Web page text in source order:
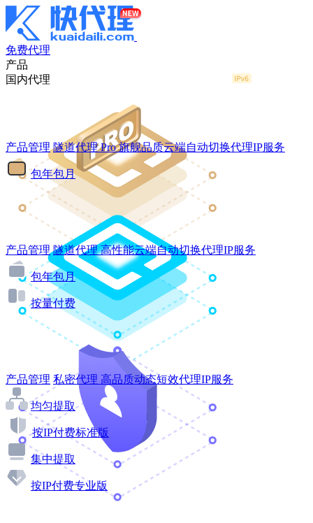
免费代理
产品
国内代理
产品管理 隧道代理Pro 旗舰品质云端自动切换代理IP服务
包年包月
产品管理 隧道代理 高性能云端自动切换代理IP服务
包年包月
按量付费
产品管理 私密代理 高品质动态短效代理IP服务
均匀提取
按IP付费标准版
集中提取
按IP付费专业版